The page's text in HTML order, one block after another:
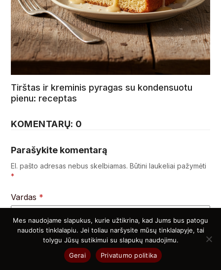
Tirštas ir kreminis pyragas su kondensuotu
pienu: receptas
KOMENTARŲ: 0
Parašykite komentarą
El. pašto adresas nebus skelbiamas. Būtini laukeliai pažymėti
*
Vardas *
El. pašto adresas*
Mes naudojame slapukus, kurie užtikrina, kad Jums bus patogu
naudotis tinklalapiu. Jei toliau naršysite mūsų tinklalapyje, tai
tolygu Jūsų sutikimui su slapukų naudojimu.
Gerai
Privatumo politika